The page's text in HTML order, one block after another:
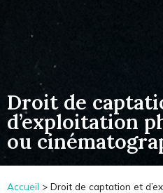
Droit de
d’exploitation
ou
Accueil > Droit de captation et